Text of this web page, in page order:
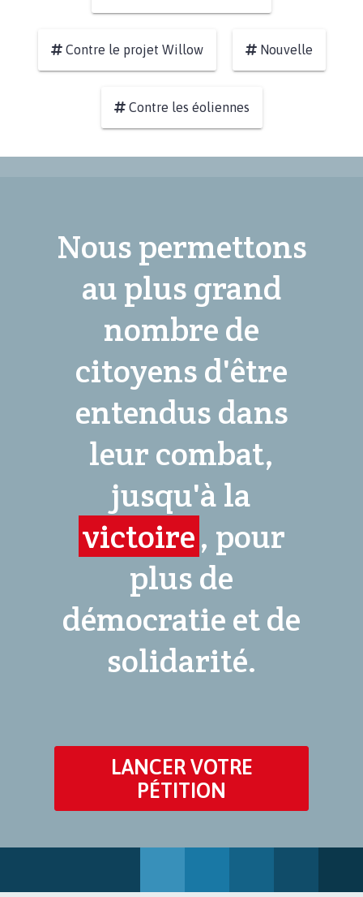
Contre le projet Willow Nouvelle
Contre les éoliennes
Nous permettons
au plus grand
nombre de
citoyens d'être
entendus dans
leur combat,
jusqu'à la
victoire, pour
plus de
démocratie et de
solidarité.
LANCER VOTRE
PÉTITION